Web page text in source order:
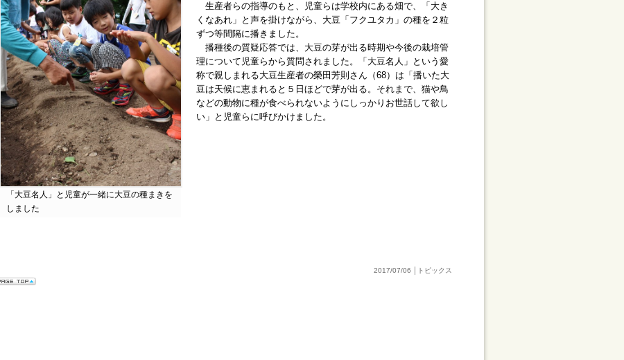
「大豆名人」と児童が一緒に大豆の種まきを
しました
生産者らの指導のもと、児童らは学校内にある畑で、「大き
くなあれ」と声を掛けながら、大豆「フクユタカ」の種を２粒
ずつ等間隔に播きました。
播種後の質疑応答では、大豆の芽が出る時期や今後の栽培管
理について児童らから質問されました。「大豆名人」という愛
称で親しまれる大豆生産者の榮田芳則さん（68）は「播いた大
豆は天候に恵まれると５日ほどで芽が出る。それまで、猫や鳥
などの動物に種が食べられないようにしっかりお世話して欲し
い」と児童らに呼びかけました。
2017/07/06 │トピックス